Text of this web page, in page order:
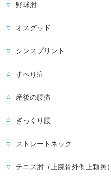
野球肘
オスグッド
シンスプリント
すべり症
産後の腰痛
ぎっくり腰
ストレートネック
テニス肘（上腕骨外側上顆炎）